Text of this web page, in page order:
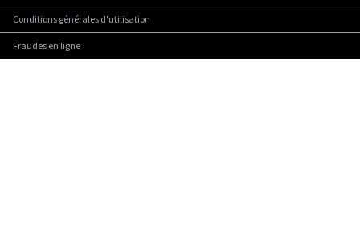
Conditions générales d'utilisation
Fraudes en ligne